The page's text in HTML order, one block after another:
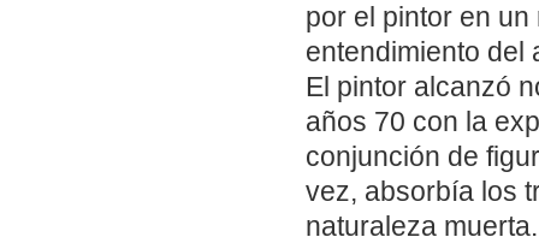
por el pintor en
entendimiento del
El pintor alcanzó
años 70 con la
conjunción de
vez, absorbía los
naturaleza